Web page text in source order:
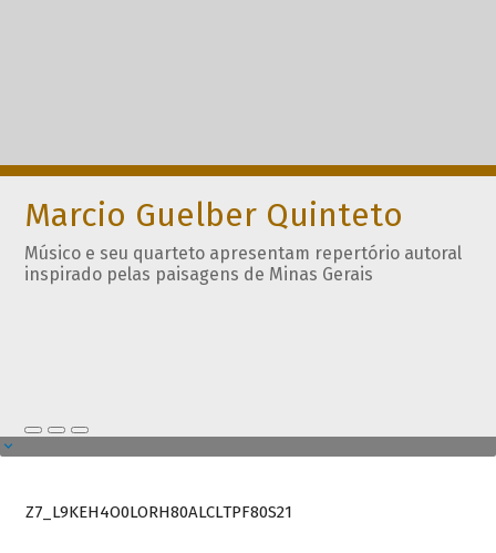
Marcio Guelber Quinteto
Músico e seu quarteto apresentam repertório autoral
inspirado pelas paisagens de Minas Gerais
Z7_L9KEH4O0LORH80ALCLTPF80S21